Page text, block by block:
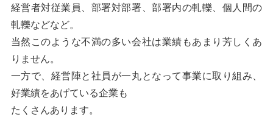
経営者対従業員、部署対部署、部署内の軋轢、個人間の
軋轢などなど。
当然このような不満の多い会社は業績もあまり芳しくあ
りません。
一方で、経営陣と社員が一丸となって事業に取り組み、
好業績をあげている企業も
たくさんあります。